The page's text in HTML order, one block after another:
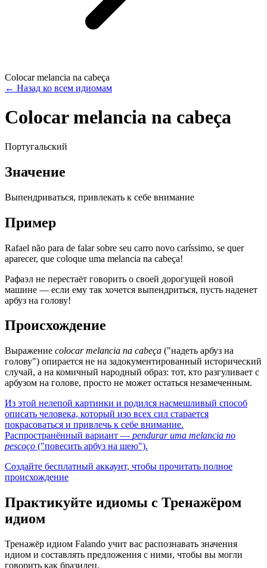
Colocar melancia na cabeça
← Назад ко всем идиомам
Colocar melancia na cabeça
Португальский
Значение
Выпендриваться, привлекать к себе внимание
Пример
Rafael não para de falar sobre seu carro novo caríssimo, se quer
aparecer, que coloque uma melancia na cabeça!
Рафаэл не перестаёт говорить о своей дорогущей новой
машине — если ему так хочется выпендриться, пусть наденет
арбуз на голову!
Происхождение
Выражение colocar melancia na cabeça ("надеть арбуз на
голову") опирается не на задокументированный исторический
случай, а на комичный народный образ: тот, кто разгуливает с
арбузом на голове, просто не может остаться незамеченным.
Из этой нелепой картинки и родился насмешливый способ
описать человека, который изо всех сил старается
покрасоваться и привлечь к себе внимание.
Распространённый вариант — pendurar uma melancia no
pescoço ("повесить арбуз на шею").
Создайте бесплатный аккаунт, чтобы прочитать полное
происхождение
Практикуйте идиомы с Тренажёром
идиом
Тренажёр идиом Falando учит вас распознавать значения
идиом и составлять предложения с ними, чтобы вы могли
говорить как бразилец.